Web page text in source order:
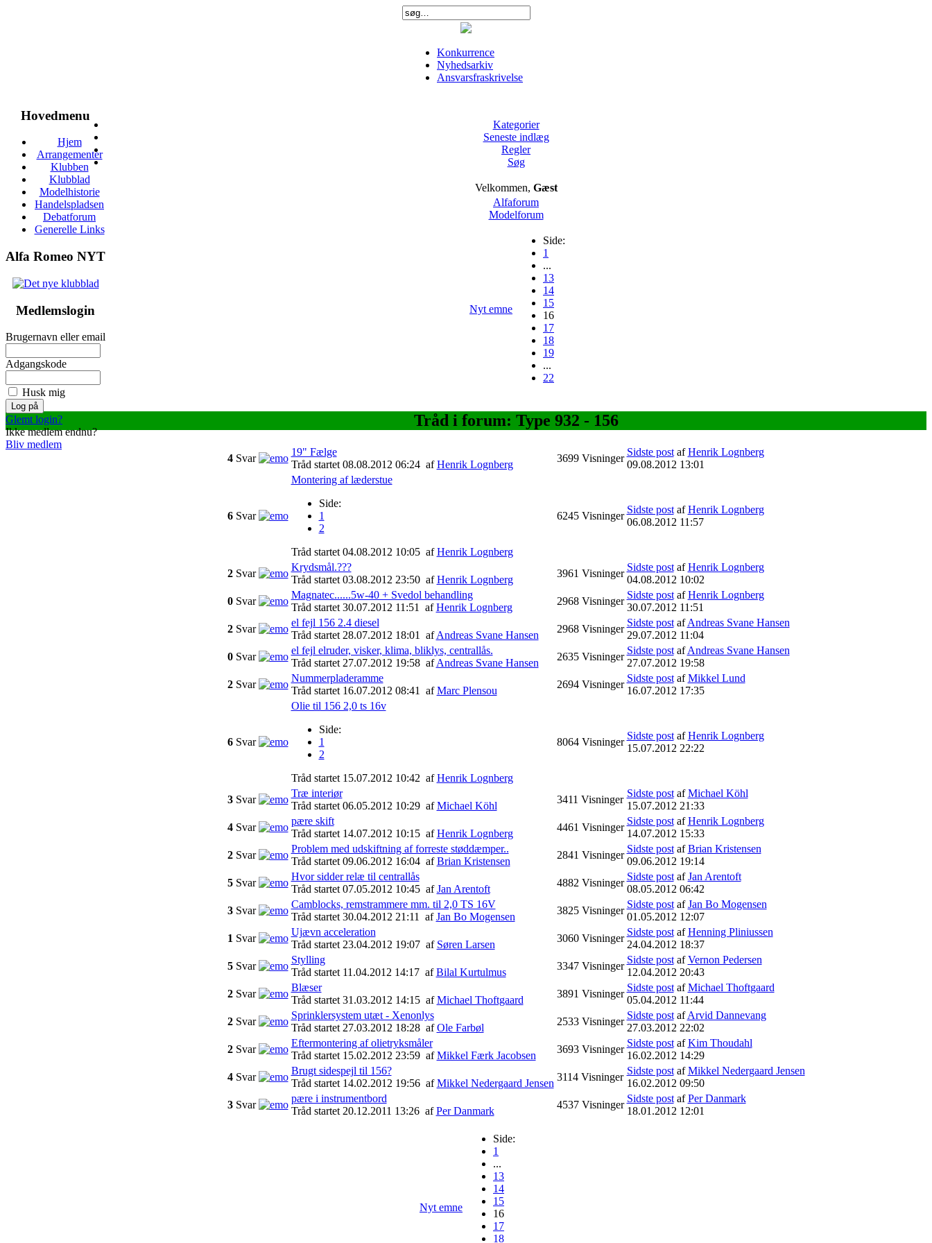
Konkurrence
Nyhedsarkiv
Ansvarsfraskrivelse
Hovedmenu
Hjem
Arrangementer
Klubben
Klubblad
Modelhistorie
Handelspladsen
Debatforum
Generelle Links
Alfa Romeo NYT
Medlemslogin
Brugernavn eller email
Adgangskode
Husk mig
Glemt login?
Ikke medlem endnu?
Bliv medlem
Kategorier
Seneste indlæg
Regler
Søg
Velkommen, Gæst
Alfaforum
Modelforum
Nyt emne
Side:
1
...
13
14
15
16
17
18
19
...
22
Tråd i forum: Type 932 - 156
4 Svar
19" Fælge
Tråd startet 08.08.2012 06:24 afHenrik Lognberg
3699 Visninger
Sidste postafHenrik Lognberg
09.08.2012 13:01
6 Svar
Montering af læderstue
Side:
1
2
Tråd startet 04.08.2012 10:05 afHenrik Lognberg
6245 Visninger
Sidste postafHenrik Lognberg
06.08.2012 11:57
2 Svar
Krydsmål.???
Tråd startet 03.08.2012 23:50 afHenrik Lognberg
3961 Visninger
Sidste postafHenrik Lognberg
04.08.2012 10:02
0 Svar
Magnatec......5w-40 + Svedol behandling
Tråd startet 30.07.2012 11:51 afHenrik Lognberg
2968 Visninger
Sidste postafHenrik Lognberg
30.07.2012 11:51
2 Svar
el fejl 156 2.4 diesel
Tråd startet 28.07.2012 18:01 afAndreas Svane Hansen
2968 Visninger
Sidste postafAndreas Svane Hansen
29.07.2012 11:04
0 Svar
el fejl elruder, visker, klima, bliklys, centrallås.
Tråd startet 27.07.2012 19:58 afAndreas Svane Hansen
2635 Visninger
Sidste postafAndreas Svane Hansen
27.07.2012 19:58
2 Svar
Nummerpladeramme
Tråd startet 16.07.2012 08:41 afMarc Plensou
2694 Visninger
Sidste postafMikkel Lund
16.07.2012 17:35
6 Svar
Olie til 156 2,0 ts 16v
Side:
1
2
Tråd startet 15.07.2012 10:42 afHenrik Lognberg
8064 Visninger
Sidste postafHenrik Lognberg
15.07.2012 22:22
3 Svar
Træ interiør
Tråd startet 06.05.2012 10:29 afMichael Köhl
3411 Visninger
Sidste postafMichael Köhl
15.07.2012 21:33
4 Svar
pære skift
Tråd startet 14.07.2012 10:15 afHenrik Lognberg
4461 Visninger
Sidste postafHenrik Lognberg
14.07.2012 15:33
2 Svar
Problem med udskiftning af forreste støddæmper..
Tråd startet 09.06.2012 16:04 afBrian Kristensen
2841 Visninger
Sidste postafBrian Kristensen
09.06.2012 19:14
5 Svar
Hvor sidder relæ til centrallås
Tråd startet 07.05.2012 10:45 afJan Arentoft
4882 Visninger
Sidste postafJan Arentoft
08.05.2012 06:42
3 Svar
Camblocks, remstrammere mm. til 2,0 TS 16V
Tråd startet 30.04.2012 21:11 afJan Bo Mogensen
3825 Visninger
Sidste postafJan Bo Mogensen
01.05.2012 12:07
1 Svar
Ujævn acceleration
Tråd startet 23.04.2012 19:07 af Søren Larsen
3060 Visninger
Sidste postafHenning Pliniussen
24.04.2012 18:37
5 Svar
Stylling
Tråd startet 11.04.2012 14:17 afBilal Kurtulmus
3347 Visninger
Sidste postafVernon Pedersen
12.04.2012 20:43
2 Svar
Blæser
Tråd startet 31.03.2012 14:15 afMichael Thoftgaard
3891 Visninger
Sidste postafMichael Thoftgaard
05.04.2012 11:44
2 Svar
Sprinklersystem utæt - Xenonlys
Tråd startet 27.03.2012 18:28 afOle Farbøl
2533 Visninger
Sidste postafArvid Dannevang
27.03.2012 22:02
2 Svar
Eftermontering af olietryksmåler
Tråd startet 15.02.2012 23:59 afMikkel Færk Jacobsen
3693 Visninger
Sidste postafKim Thoudahl
16.02.2012 14:29
4 Svar
Brugt sidespejl til 156?
Tråd startet 14.02.2012 19:56 afMikkel Nedergaard Jensen
3114 Visninger
Sidste postafMikkel Nedergaard Jensen
16.02.2012 09:50
3 Svar
pære i instrumentbord
Tråd startet 20.12.2011 13:26 afPer Danmark
4537 Visninger
Sidste postafPer Danmark
18.01.2012 12:01
Nyt emne
Side:
1
...
13
14
15
16
17
18